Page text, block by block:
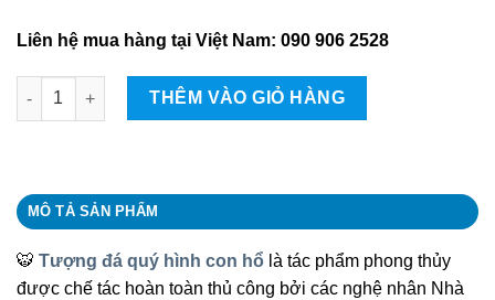
Liên hệ mua hàng tại Việt Nam: 090 906 2528
Tượng đá quý hình con hổ quantity
THÊM VÀO GIỎ HÀNG
MÔ TẢ SẢN PHẨM
🐯 Tượng đá quý hình con hổ là tác phẩm phong thủy
được chế tác hoàn toàn thủ công bởi các nghệ nhân Nhà